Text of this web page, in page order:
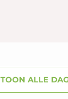
TOON ALLE